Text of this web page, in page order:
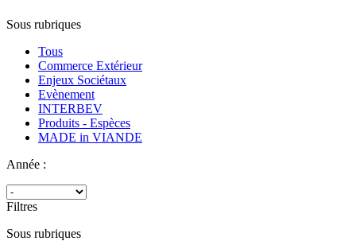
Sous rubriques
Tous
Commerce Extérieur
Enjeux Sociétaux
Evènement
INTERBEV
Produits - Espèces
MADE in VIANDE
Année :
Filtres
Sous rubriques